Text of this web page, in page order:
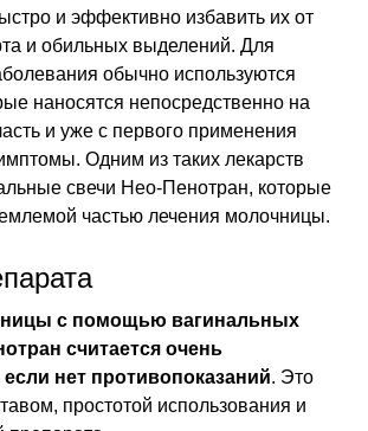
и эффективно избавить их от
и обильных выделений. Для
обычно используются
наносятся непосредственно на
и уже с первого применения
Одним из таких лекарств
свечи Нео-Пенотран, которые
частью лечения молочницы.
с помощью вагинальных
считается очень
нет противопоказаний. Это
простотой использования и